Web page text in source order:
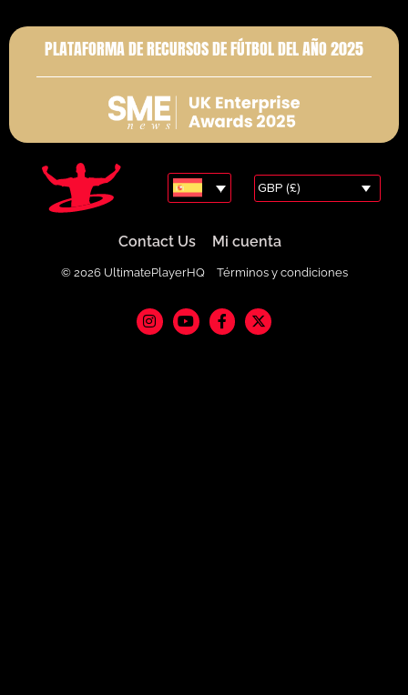
PLATAFORMA DE RECURSOS DE FÚTBOL DEL AÑO 2025
GBP (£)
Contact Us Mi cuenta
© 2026 UltimatePlayerHQ Términos y condiciones